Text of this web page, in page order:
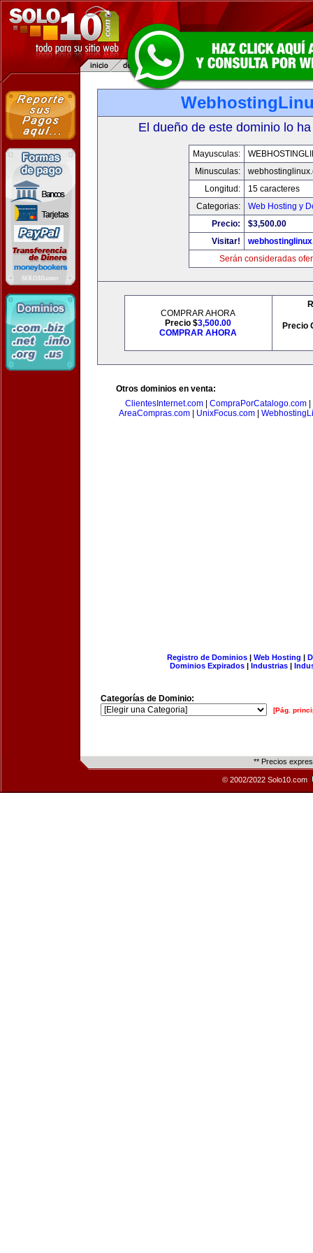
El dueño de este dominio lo
Mayusculas:
Minusculas:
Longitud:
15 caracteres
Categorias:
Web Hosting y
Precio:
$3,500.00
Visitar!
Serán consideradas
COMPRAR AHORA
Precio $3,500.00
COMPRAR AHORA
Precio
Otros dominios en venta:
ClientesInternet.com
CompraPorCatalogo.com
AreaCompras.com
UnixFocus.com
Registro de Dominios| Web Hosting |
Dominios Expirados | Industrias |
Categorías de Dominio:
[Pág.
** Precios
© 2002/2022 Solo10.com